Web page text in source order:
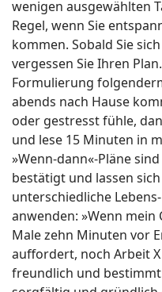
wenigen ausgewählten
Regel, wenn Sie
kommen. Sobald Sie
vergessen Sie Ihren
Formulierung
abends nach Hause
oder gestresst fühle,
und lese 15 Minuten in
»Wenn-dann«-Pläne
bestätigt und lassen
unterschiedliche
anwenden: »Wenn mein
Male zehn Minuten vor
auffordert, noch Arbeit
freundlich und